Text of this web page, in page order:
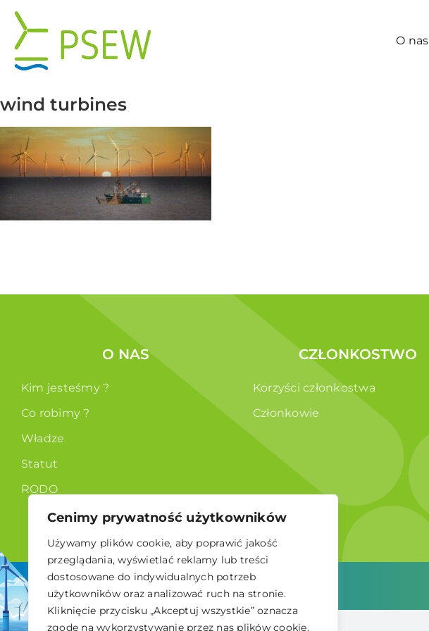
Cenimy prywatność użytkowników
Używamy plików cookie, aby poprawić jakość
przeglądania, wyświetlać reklamy lub treści
dostosowane do indywidualnych potrzeb
użytkowników oraz analizować ruch na stronie.
Kliknięcie przycisku „Akceptuj wszystkie” oznacza
zgodę na wykorzystywanie przez nas plików cookie.
Przejdź
zawartości
O nas
wind turbines
O NAS
Kim jesteśmy ?
Co robimy ?
Władze
Statut
RODO
CZŁONKOSTWO
Korzyści członkostwa
Członkowie
© 2026 Polskie Stowarzyszenie Energetyki Wiatrowej